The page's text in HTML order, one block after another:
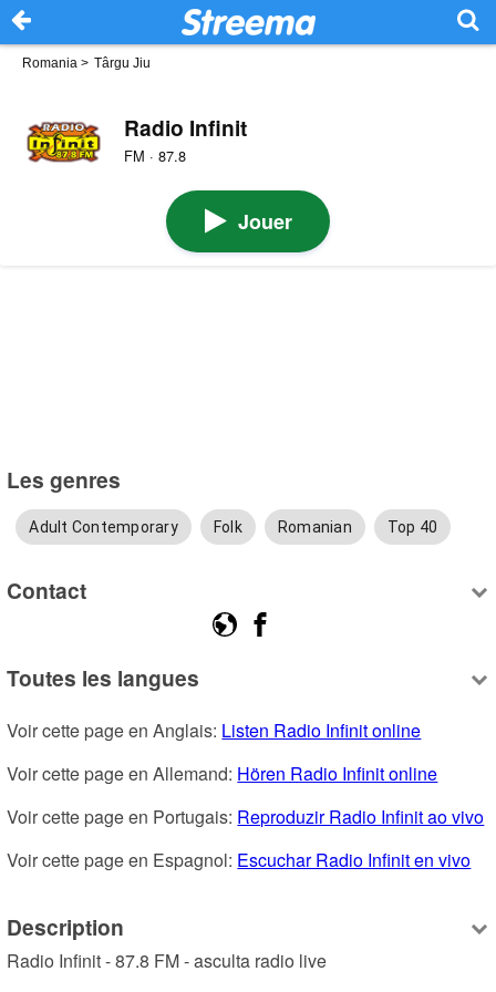
Romania > Târgu Jiu
Radio Infinit
FM · 87.8
Jouer
Les genres
Adult Contemporary Folk Romanian Top 40
Contact
Toutes les langues
Voir cette page en Anglais: Listen Radio Infinit online
Voir cette page en Allemand: Hören Radio Infinit online
Voir cette page en Portugais: Reproduzir Radio Infinit ao vivo
Voir cette page en Espagnol: Escuchar Radio Infinit en vivo
Description
Radio Infinit - 87.8 FM - asculta radio live